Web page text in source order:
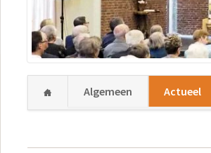
NavigatieAlgemeen Actueel